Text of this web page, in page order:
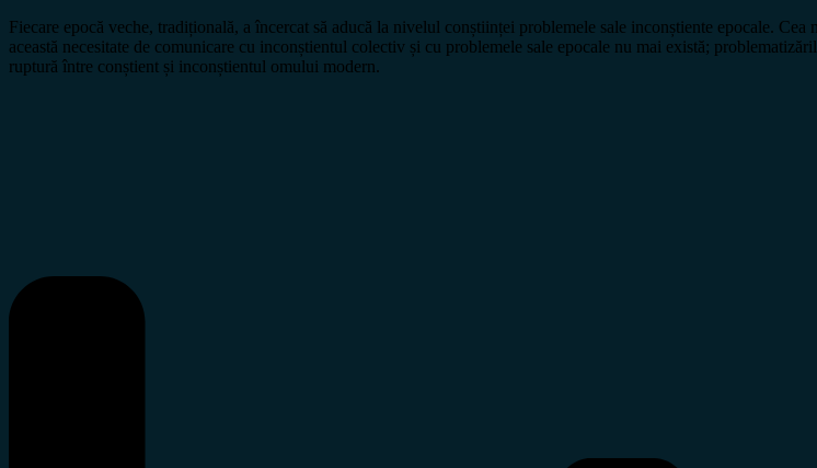
Fiecare epocă veche, tradițională, a încercat să aducă la nivelul conștiinței problemele sale inconștiente epocale.
această necesitate de comunicare cu inconștientul colectiv și cu problemele sale epocale nu mai există;
ruptură între conștient și inconștientul omului modern.